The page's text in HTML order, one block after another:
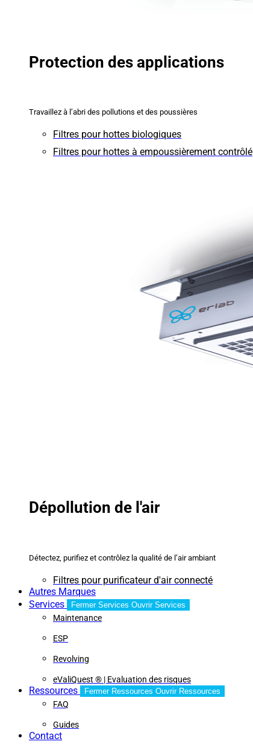
Protection des applications
Travaillez à l’abri des pollutions et des poussières
Filtres pour hottes biologiques
Filtres pour hottes à empoussièrement contrôlé
Dépollution de l'air
Détectez, purifiez et contrôlez la qualité de l’air ambiant
Filtres pour purificateur d'air connecté
Autres Marques
Services
Fermer Services Ouvrir Services
Maintenance
ESP
Revolving
eValiQuest ® | Evaluation des risques
Ressources Fermer Ressources Ouvrir Ressources
FAQ
Guides
Contact